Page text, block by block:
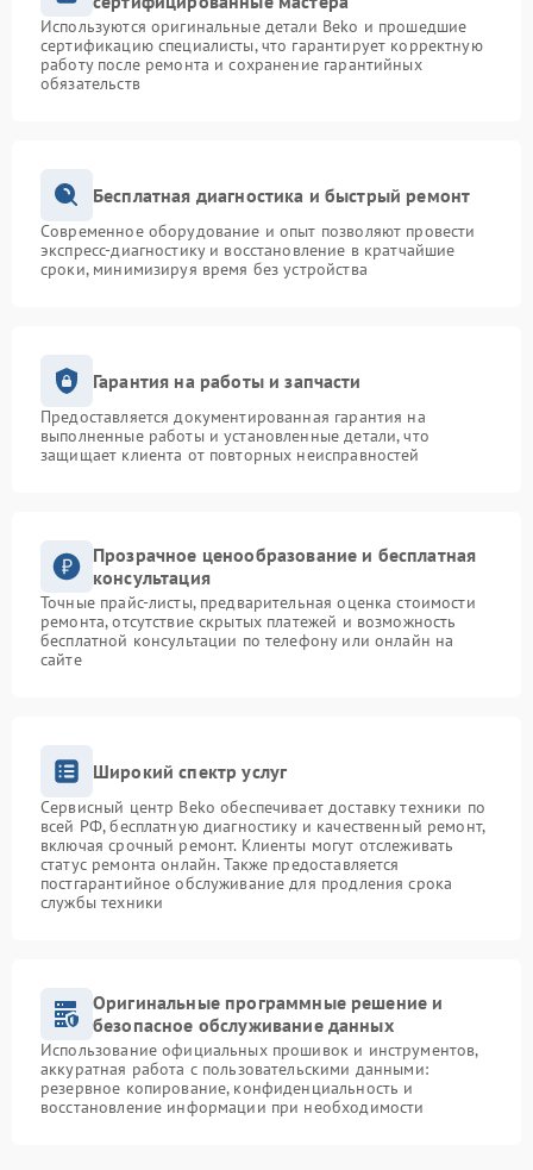
Используются оригинальные детали Beko и прошедшие
сертификацию специалисты, что гарантирует корректную
работу после ремонта и сохранение гарантийных
обязательств
Бесплатная диагностика и быстрый ремонт
Современное оборудование и опыт позволяют провести
экспресс-диагностику и восстановление в кратчайшие
сроки, минимизируя время без устройства
Гарантия на работы и запчасти
Предоставляется документированная гарантия на
выполненные работы и установленные детали, что
защищает клиента от повторных неисправностей
Прозрачное ценообразование и бесплатная
консультация
Точные прайс-листы, предварительная оценка стоимости
ремонта, отсутствие скрытых платежей и возможность
бесплатной консультации по телефону или онлайн на
сайте
Широкий спектр услуг
Сервисный центр Beko обеспечивает доставку техники по
всей РФ, бесплатную диагностику и качественный ремонт,
включая срочный ремонт. Клиенты могут отслеживать
статус ремонта онлайн. Также предоставляется
постгарантийное обслуживание для продления срока
службы техники
Оригинальные программные решение и
безопасное обслуживание данных
Использование официальных прошивок и инструментов,
аккуратная работа с пользовательскими данными:
резервное копирование, конфиденциальность и
восстановление информации при необходимости